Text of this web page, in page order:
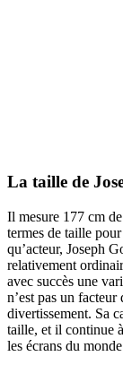
La taille de
Il mesure 177 cm
termes de taille
qu’acteur, Joseph
relativement
avec succès une
n’est pas un
divertissement. Sa
taille, et il continue
les écrans du